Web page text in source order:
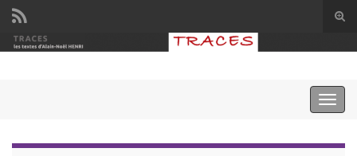
Search for: